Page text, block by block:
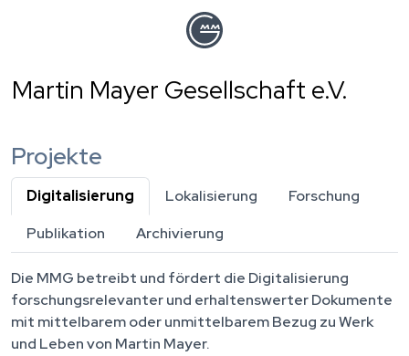
Martin Mayer Gesellschaft e.V.
Projekte
Digitalisierung (aktiver Reiter)
Lokalisierung
Forschung
Publikation
Archivierung
Die MMG betreibt und fördert die Digitalisierung
forschungsrelevanter und erhaltenswerter Dokumente
mit mittelbarem oder unmittelbarem Bezug zu Werk
und Leben von Martin Mayer.